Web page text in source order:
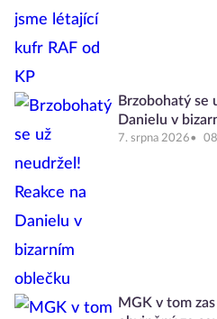
Brzobohatý se
Danielu v
7. srpna 2026
MGK v tom